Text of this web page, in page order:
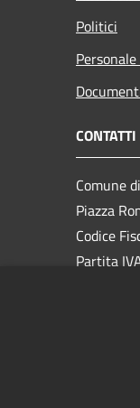
Politici
CONTATTI
Comune
Piazza
Codice
Partita